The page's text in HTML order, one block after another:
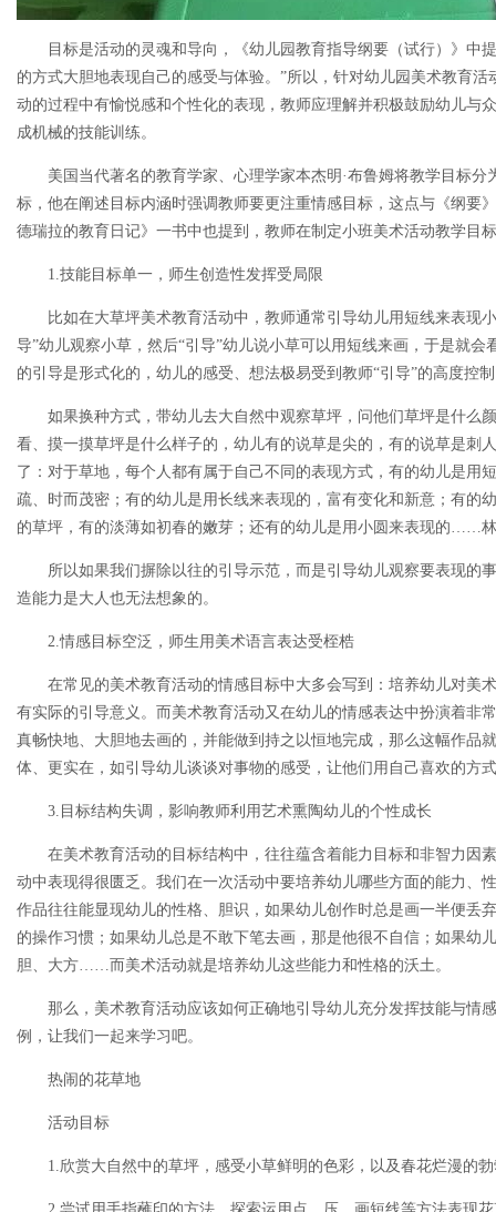
目标是活动的灵魂和导向，《幼儿园教育指导纲要（试行）》中
的方式大胆地表现自己的感受与体验。”所以，针对幼儿园美术教育
动的过程中有愉悦感和个性化的表现，教师应理解并积极鼓励幼儿与
成机械的技能训练。
美国当代著名的教育学家、心理学家本杰明·布鲁姆将教学目标
标，他在阐述目标内涵时强调教师要更注重情感目标，这点与《纲
德瑞拉的教育日记》一书中也提到，教师在制定小班美术活动教学目
1.技能目标单一，师生创造性发挥受局限
比如在大草坪美术教育活动中，教师通常引导幼儿用短线来表现
导”幼儿观察小草，然后“引导”幼儿说小草可以用短线来画，于是就
的引导是形式化的，幼儿的感受、想法极易受到教师“引导”的高度控
如果换种方式，带幼儿去大自然中观察草坪，问他们草坪是什么
看、摸一摸草坪是什么样子的，幼儿有的说草是尖的，有的说草是
了：对于草地，每个人都有属于自己不同的表现方式，有的幼儿是用
疏、时而茂密；有的幼儿是用长线来表现的，富有变化和新意；有的
的草坪，有的淡薄如初春的嫩芽；还有的幼儿是用小圆来表现的……
所以如果我们摒除以往的引导示范，而是引导幼儿观察要表现的
造能力是大人也无法想象的。
2.情感目标空泛，师生用美术语言表达受桎梏
在常见的美术教育活动的情感目标中大多会写到：培养幼儿对美
有实际的引导意义。而美术教育活动又在幼儿的情感表达中扮演着非
真畅快地、大胆地去画的，并能做到持之以恒地完成，那么这幅作品
体、更实在，如引导幼儿谈谈对事物的感受，让他们用自己喜欢的方
3.目标结构失调，影响教师利用艺术熏陶幼儿的个性成长
在美术教育活动的目标结构中，往往蕴含着能力目标和非智力因
动中表现得很匮乏。我们在一次活动中要培养幼儿哪些方面的能力、
作品往往能显现幼儿的性格、胆识，如果幼儿创作时总是画一半便丢
的操作习惯；如果幼儿总是不敢下笔去画，那是他很不自信；如果幼
胆、大方……而美术活动就是培养幼儿这些能力和性格的沃土。
那么，美术教育活动应该如何正确地引导幼儿充分发挥技能与情
例，让我们一起来学习吧。
热闹的花草地
活动目标
1.欣赏大自然中的草坪，感受小草鲜明的色彩，以及春花烂漫的